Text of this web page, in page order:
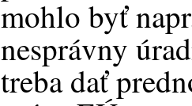
mohlo byť
nesprávny
treba dať